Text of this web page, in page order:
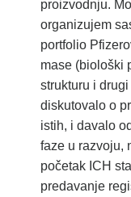
proizvodnju.
organizujem
portfolio
mase (biološki
strukturu i
diskutovalo o
istih, i davalo
faze u razvoju,
početak ICH
predavanje